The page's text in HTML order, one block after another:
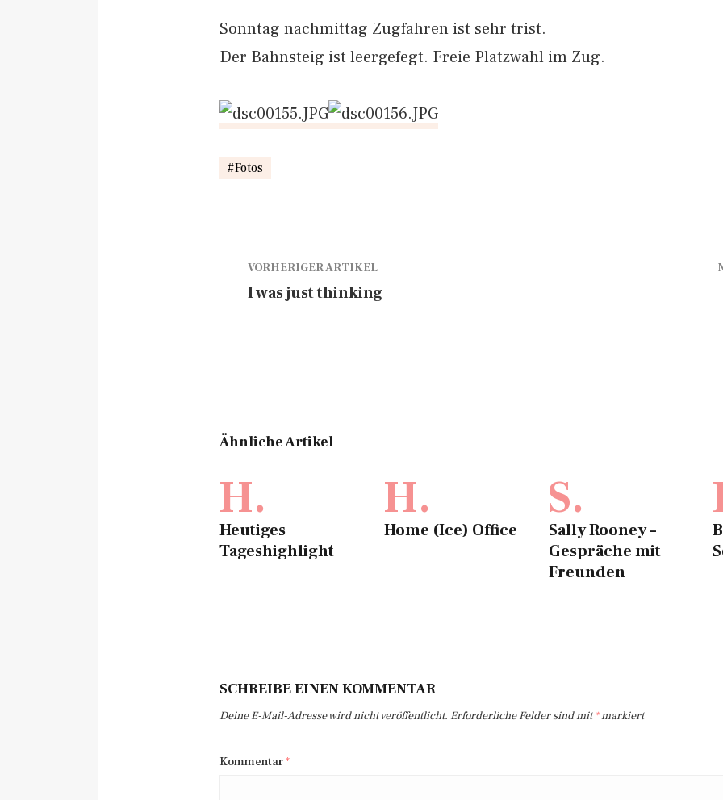
Sonntag nachmittag Zugfahren ist sehr trist.
Der Bahnsteig ist leergefegt. Freie Platzwahl im Zug.
Fotos
VORHERIGER ARTIKEL
I was just thinking
Ähnliche Artikel
H.
Heutiges
Tageshighlight
H.
Home (Ice) Office
S.
Sally Rooney –
Gespräche mit
Freunden
SCHREIBE EINEN KOMMENTAR
Deine E-Mail-Adresse wird nicht veröffentlicht. Erforderliche Felder sind mit*markiert
Kommentar*